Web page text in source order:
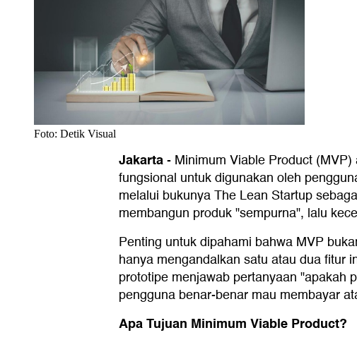
Foto: Detik Visual
Jakarta- Minimum Viable Product
fungsional untuk digunakan oleh
melalui bukunya The Lean Startup
membangun produk "sempurna", lalu
Penting untuk dipahami bahwa MVP
hanya mengandalkan satu atau dua fitur
prototipe menjawab pertanyaan "apakah
pengguna benar-benar mau membayar
Apa Tujuan Minimum Viable Product?